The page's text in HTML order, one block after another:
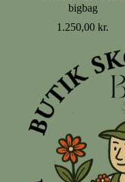
bigbag
1.250,00kr.